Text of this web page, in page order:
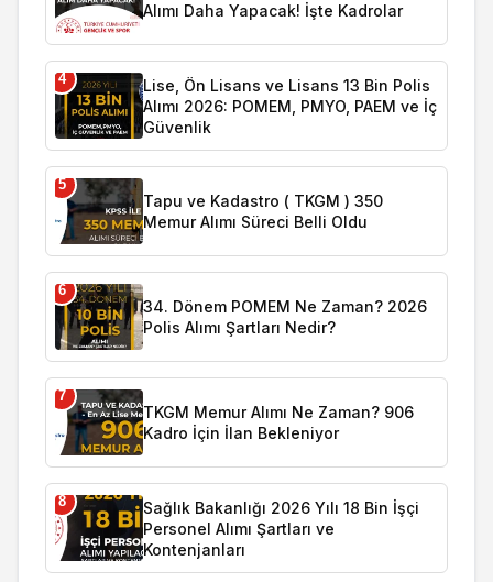
Alımı Daha Yapacak! İşte Kadrolar
4
Lise, Ön Lisans ve Lisans 13 Bin Polis
Alımı 2026: POMEM, PMYO, PAEM ve İç
Güvenlik
5
Tapu ve Kadastro ( TKGM ) 350
Memur Alımı Süreci Belli Oldu
6
34. Dönem POMEM Ne Zaman? 2026
Polis Alımı Şartları Nedir?
7
TKGM Memur Alımı Ne Zaman? 906
Kadro İçin İlan Bekleniyor
8
Sağlık Bakanlığı 2026 Yılı 18 Bin İşçi
Personel Alımı Şartları ve
Kontenjanları